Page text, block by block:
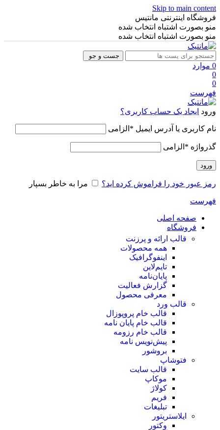
Skip to main content
فروشگاه اینترنتی مانتیس
منو بصورت اشتباه انتخاب شده
منو بصورت اشتباه انتخاب شده
جست و جو
0 موارد
0
0
فهرست
ورود ایجاد یک حساب کاربری؟
نام کاربری یا آدرس ایمیل * الزامی
گذرواژه * الزامی
ورود
رمز عبور خود را فراموش کرده اید؟ مرا به خاطر بسپار
فهرست
صفحه اصلی
فروشگاه
قالب ارائه و پرزنت
همه محصولات
اینفوگرافیک
تایم‌لاین
پایان‌نامه
گزارش فعالیت
معرفی محصول
قالب ورد
قالب خام پروپوزال
قالب خام پایان نامه
قالب خام رزومه
پیش‌نویس نامه
بروشور
فتوشاپ
قالب سایت
موکاپ
کولاژ
فریم
تبلیغات
ایلاستریتور
وکتور